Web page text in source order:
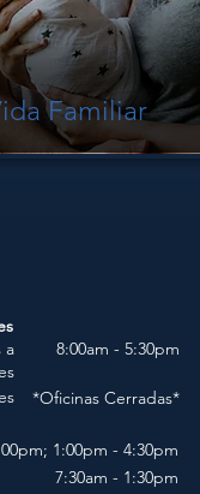
Familiar
8:00am - 5:30pm
*Oficinas Cerradas*
1:00pm - 4:30pm
7:30am - 1:30pm